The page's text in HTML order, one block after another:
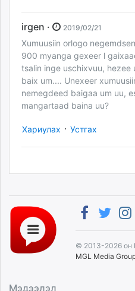
irgen · 2019/02/21
Xumuusiin orlogo
900 myanga gexeer l
tsalin inge uschixvuu,
baix um.... Unexeer
nemegdeed baigaa um uu,
mangartaad baina uu?
Хариулах · Устгах
© 2013-2026 он
MGL Media
Мэдээлэл